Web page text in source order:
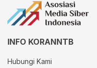
INFO KORANNTB
Hubungi Kami